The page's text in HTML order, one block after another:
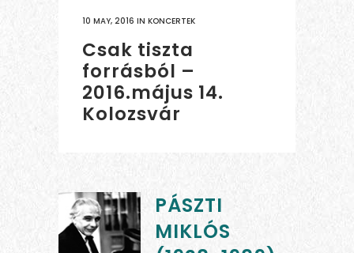
10 MAY, 2016 IN KONCERTEK
Csak tiszta
forrásból –
2016.május 14.
Kolozsvár
PÁSZTI
MIKLÓS